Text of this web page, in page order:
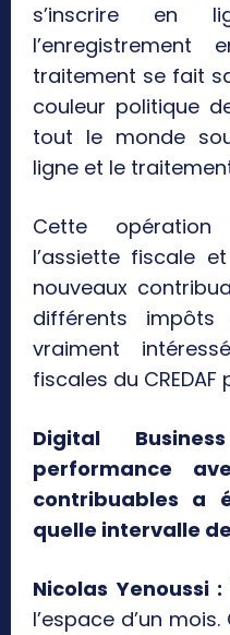
s’inscrire en
traitement se fait
couleur politique
tout le monde
ligne et le
Cette
l’assiette fiscale
nouveaux
différents
vraiment
fiscales du
Digital
performance
contribuables a
quelle intervalle
Nicolas Yenoussi :
l’espace d’un